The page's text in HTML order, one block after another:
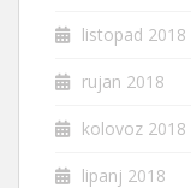
listopad 2018
rujan 2018
kolovoz 2018
lipanj 2018